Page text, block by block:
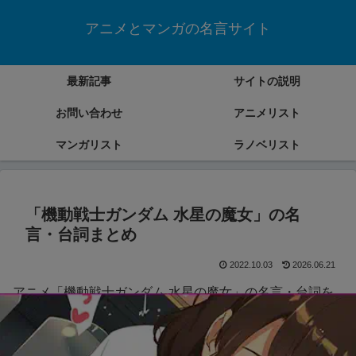
アニメとマンガの名言サイト
最新記事 サイトの説明
お問い合わせ アニメリスト
マンガリスト ラノベリスト
「機動戦士ガンダム 水星の魔女」の名
言・台詞まとめ
2022.10.03 2026.06.21
アニメ「機動戦士ガンダム 水星の魔女」の名言・台詞を
まとめていきます。